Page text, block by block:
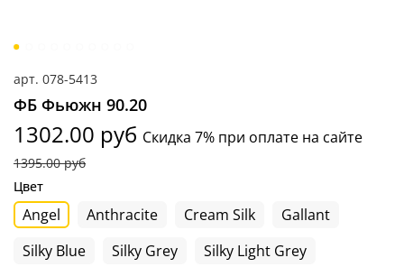
арт. 078-5413
ФБ Фьюжн 90.20
1302.00 руб Скидка 7% при оплате на сайте
1395.00 руб
Цвет
Angel Anthracite Cream Silk
Gallant
Silky Blue
Silky Grey
Silky Light Grey